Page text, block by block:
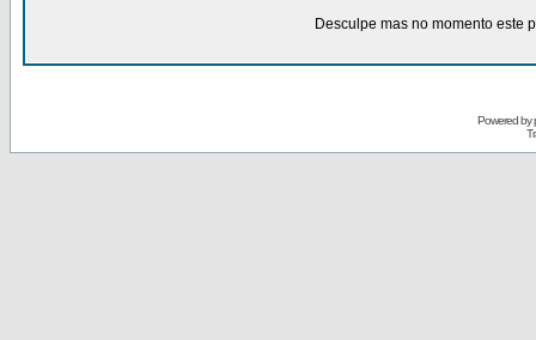
Desculpe mas no momento este
Powered by